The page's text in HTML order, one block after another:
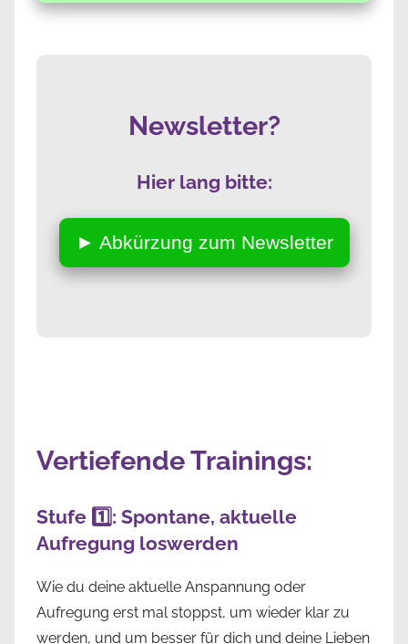
Newsletter?
Hier lang bitte:
► Abkürzung zum Newsletter
Vertiefende Trainings:
Stufe 1️⃣: Spontane, aktuelle
Aufregung loswerden
Wie du deine aktuelle Anspannung oder
Aufregung erst mal stoppst, um wieder klar zu
werden, und um besser für dich und deine Lieben